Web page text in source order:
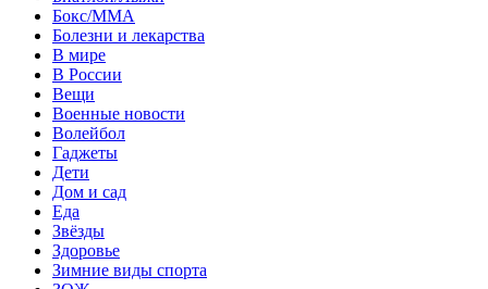
Бокс/MMA
Болезни и лекарства
В мире
В России
Вещи
Военные новости
Волейбол
Гаджеты
Дети
Дом и сад
Еда
Звёзды
Здоровье
Зимние виды спорта